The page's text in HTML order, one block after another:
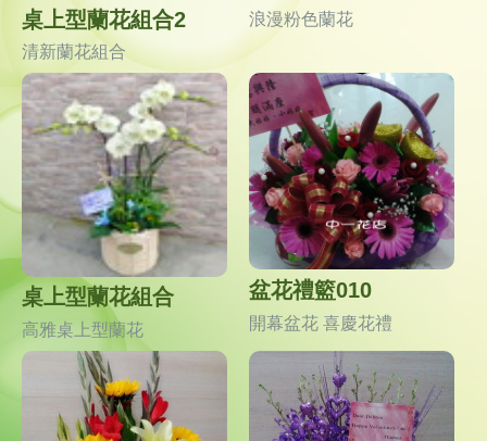
桌上型蘭花組合2
清新蘭花組合
浪漫粉色蘭花
桌上型蘭花組合
高雅桌上型蘭花
盆花禮籃010
開幕盆花 喜慶花禮